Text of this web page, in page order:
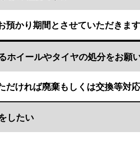
預かり期間とさせていただきま
ホイールやタイヤの処分をお願
だければ廃棄もしくは交換等対
したい